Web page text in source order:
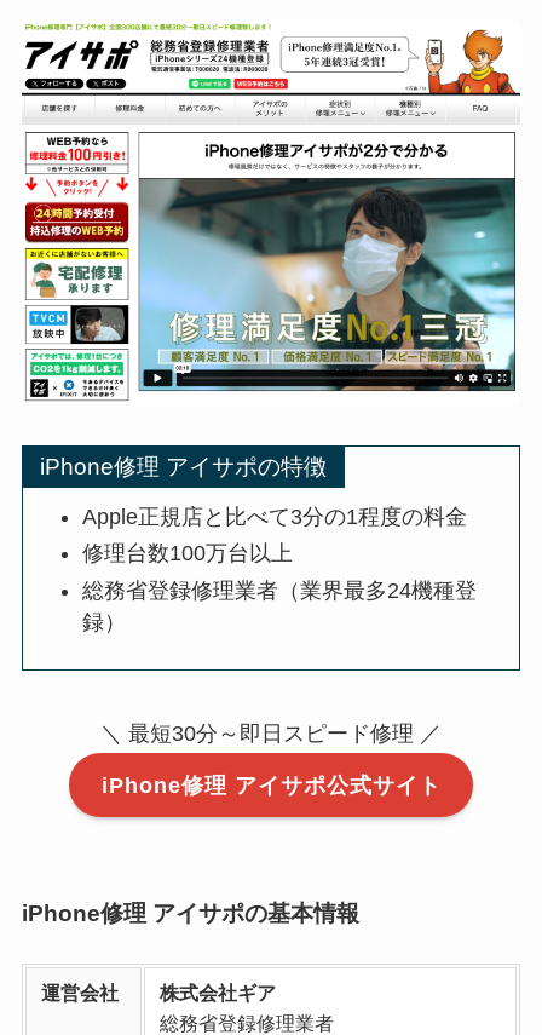
iPhone修理 アイサポの特徴
Apple正規店と比べて3分の1程度の料金
修理台数100万台以上
総務省登録修理業者（業界最多24機種登
録）
＼ 最短30分～即日スピード修理 ／
iPhone修理 アイサポ公式サイト
iPhone修理 アイサポの基本情報
運営会社
株式会社ギア
総務省登録修理業者